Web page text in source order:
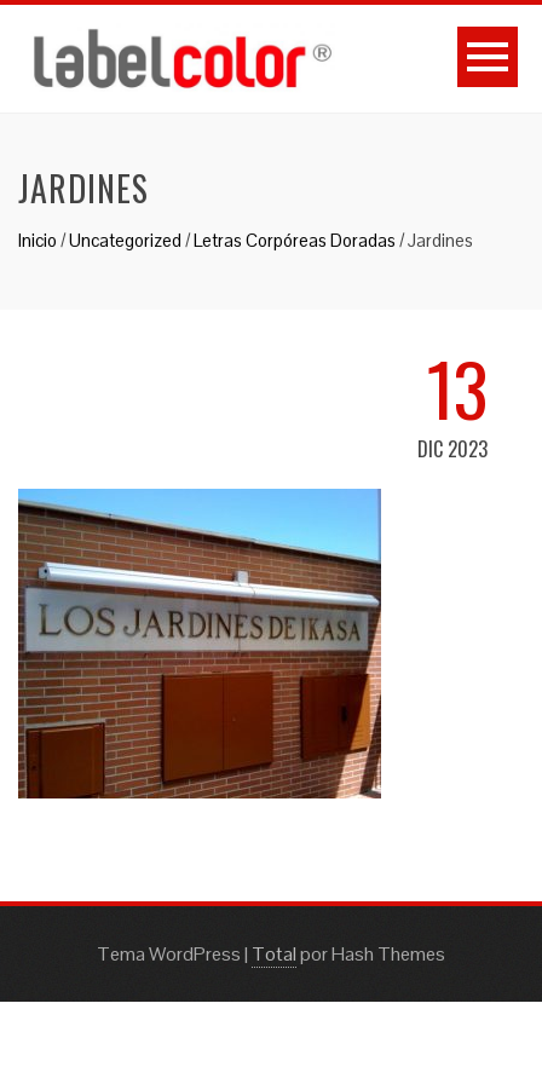
JARDINES
Inicio /Uncategorized /Letras Corpóreas Doradas /Jardines
13
DIC 2023
Tema WordPress| Totalpor Hash Themes